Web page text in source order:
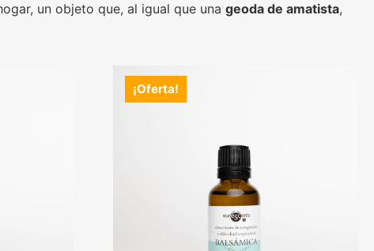
un objeto que, al igual que una geoda de amatista,
¡Oferta!